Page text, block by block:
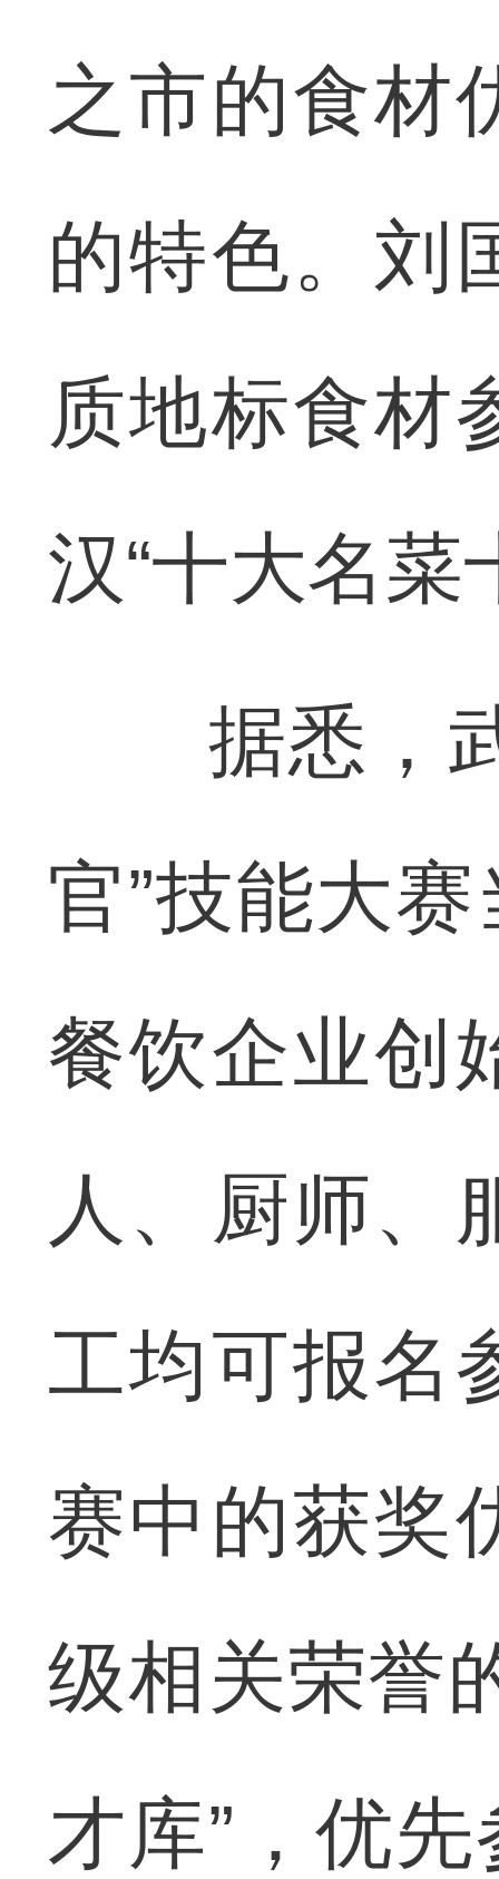
之市的食材
的特色。刘
质地标食材
汉“十大名菜
据悉，武
官”技能大
餐饮企业创
人、厨师、
工均可报名
赛中的获奖
级相关荣誉
才库”，优